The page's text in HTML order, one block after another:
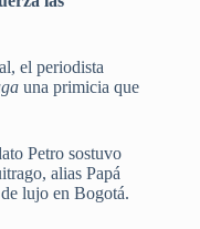
el periodista
una primicia que
Petro sostuvo
alias Papá
lujo en Bogotá.